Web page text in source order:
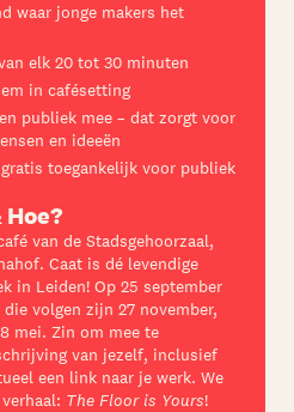
waar jonge makers het
elk 20 tot 30 minuten
in cafésetting
publiek mee – dat zorgt voor
en ideeën
toegankelijk voor publiek
Hoe?
van de Stadsgehoorzaal,
Caat is dé levendige
in Leiden! Op 25 september
volgen zijn 27 november,
mei. Zin om mee te
van jezelf, inclusief
een link naar je werk. We
The Floor is Yours!